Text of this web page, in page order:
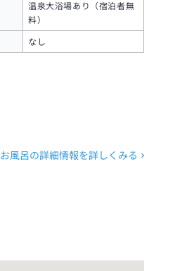
温泉大浴場あり（宿泊者無
料）
なし
お風呂の詳細情報を詳しくみる